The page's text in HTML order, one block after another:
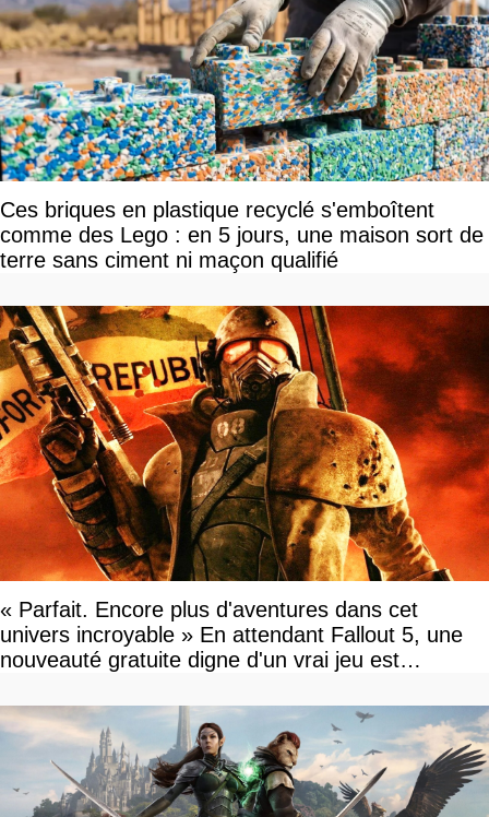
Ces briques en plastique recyclé s'emboîtent
comme des Lego : en 5 jours, une maison sort de
terre sans ciment ni maçon qualifié
« Parfait. Encore plus d'aventures dans cet
univers incroyable » En attendant Fallout 5, une
nouveauté gratuite digne d'un vrai jeu est